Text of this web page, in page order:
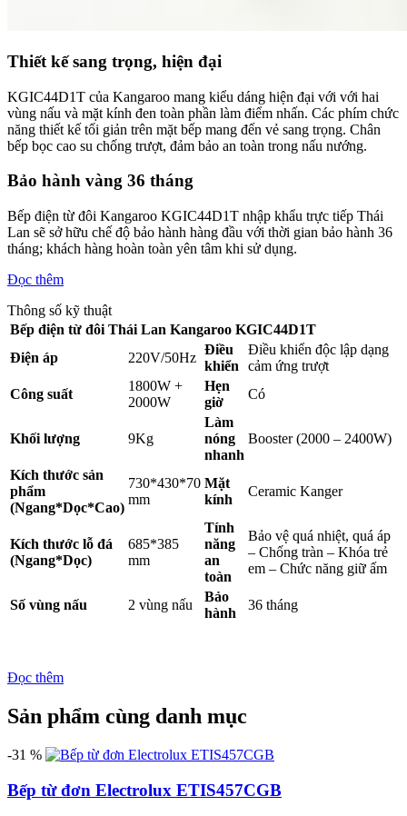
Thiết kế sang trọng, hiện đại
KGIC44D1T của Kangaroo mang kiểu dáng hiện đại với với hai
vùng nấu và mặt kính đen toàn phần làm điểm nhấn. Các phím chức
năng thiết kế tối giản trên mặt bếp mang đến vẻ sang trọng. Chân
bếp bọc cao su chống trượt, đảm bảo an toàn trong nấu nướng.
Bảo hành vàng 36 tháng
Bếp điện từ đôi Kangaroo KGIC44D1T nhập khẩu trực tiếp Thái
Lan sẽ sở hữu chế độ bảo hành hàng đầu với thời gian bảo hành 36
tháng; khách hàng hoàn toàn yên tâm khi sử dụng.
Đọc thêm
Thông số kỹ thuật
Bếp điện từ đôi Thái Lan Kangaroo KGIC44D1T
Điện áp
220V/50Hz
Điều
khiển
Điều khiển độc lập dạng
cảm ứng trượt
Công suất
1800W +
2000W
Hẹn
giờ
Có
Khối lượng 9Kg
Làm
nóng
nhanh
Booster (2000 – 2400W)
Kích thước sản
phẩm
(Ngang*Dọc*Cao)
730*430*70
mm
Mặt
kính
Ceramic Kanger
Kích thước lỗ đá
(Ngang*Dọc)
685*385
mm
Tính
năng
an
toàn
Bảo vệ quá nhiệt, quá áp
– Chống tràn – Khóa trẻ
em – Chức năng giữ ấm
Số vùng nấu 2 vùng nấu
Bảo
hành
36 tháng
Đọc thêm
Sản phẩm cùng danh mục
-31 %
Bếp từ đơn Electrolux ETIS457CGB